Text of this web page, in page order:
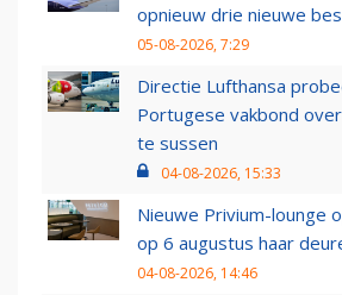
opnieuw drie nieuwe
05-08-2026, 7:29
Directie Lufthansa
Portugese vakbond
te sussen
04-08-2026, 15:33
Nieuwe Privium-lounge
op 6 augustus haar
04-08-2026, 14:46